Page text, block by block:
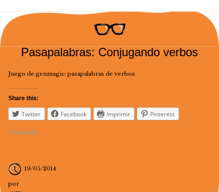
Pasapalabras: Conjugando verbos
Juego de genmagic: pasapalabras de verbos
Share this:
Twitter Facebook Imprimir Pinterest
Cargando...
19/05/2014
por